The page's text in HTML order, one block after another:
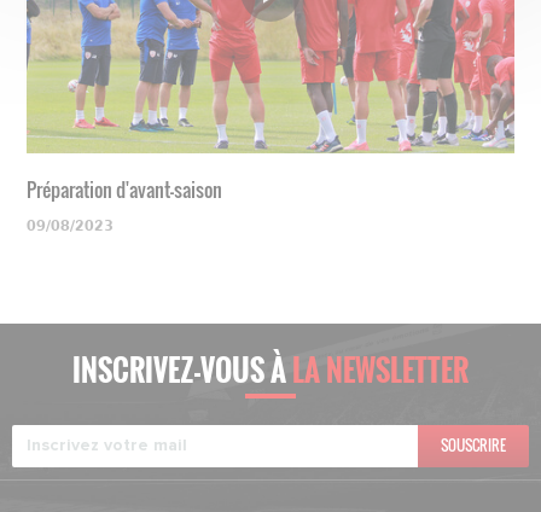
Préparation d'avant-saison
09/08/2023
INSCRIVEZ-VOUS ÀLA NEWSLETTER
SOUSCRIRE